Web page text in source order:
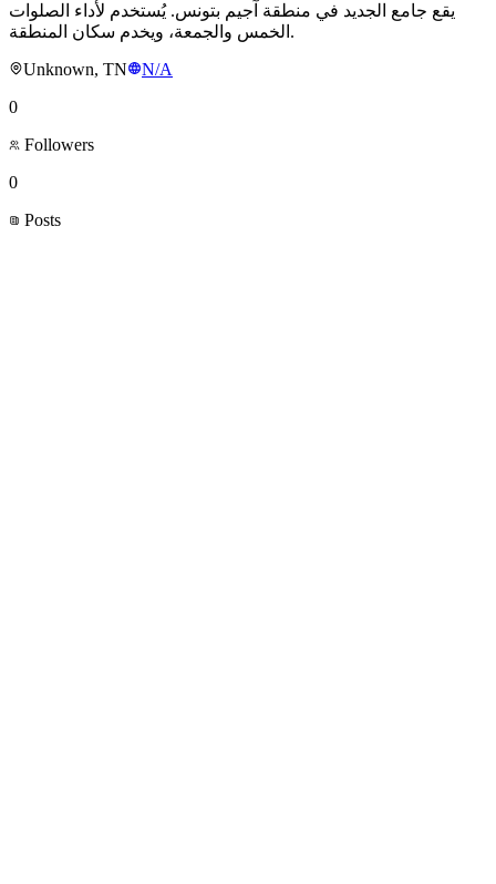
يقع جامع الجديد في منطقة آجيم بتونس. يُستخدم لأداء الصلوات
الخمس والجمعة، ويخدم سكان المنطقة.
Unknown, TN
N/A
0
Followers
0
Posts